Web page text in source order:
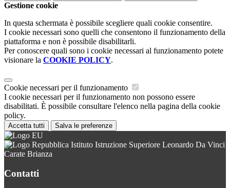
Gestione cookie
In questa schermata è possibile scegliere quali cookie consentire.
I cookie necessari sono quelli che consentono il funzionamento della
piattaforma e non è possibile disabilitarli.
Per conoscere quali sono i cookie necessari al funzionamento potete
visionare la COOKIE POLICY.
Cookie necessari per il funzionamento
I cookie necessari per il funzionamento non possono essere
disabilitati. È possibile consultare l'elenco nella pagina della cookie
policy.
Accetta tutti Salva le preferenze
Istituto Istruzione Superiore Leonardo Da Vinci
Carate Brianza
Contatti